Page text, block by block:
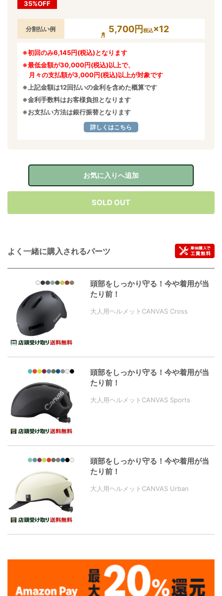
35%OFF
分割払い例 5,700円税込×12
※初回のみ6,145円(税込)となります
※最低金額が30,000円(税込)以上で、
月々の支払額が3,000円(税込)以上が対象です
※上記金額は12回払いの金利を含めた概算です
※金利手数料はお客様負担となります
※お支払い方法は銀行振替となります
詳しくはこちら
お気に入りへ追加
SOLD OUT
よく一緒に購入されるパーツ
頭部をしっかり守る！今や着用が当
たり前！
大人用ヘルメットCANVAS Cross
頭部をしっかり守る！今や着用が当
たり前！
大人用ヘルメットCANVAS Sports
頭部をしっかり守る！今や着用が当
たり前！
大人用ヘルメットCANVAS Urban